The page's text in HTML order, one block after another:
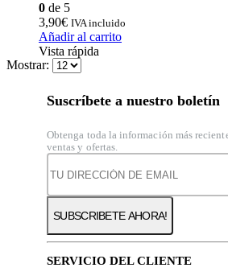
0 de 5
3,90€ IVA incluido
Añadir al carrito
Vista rápida
Mostrar:
Suscríbete a nuestro boletín
Obtenga toda la información más
ventas y ofertas.
SERVICIO DEL CLIENTE